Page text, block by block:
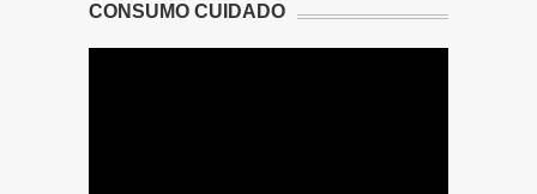
CONSUMO CUIDADO